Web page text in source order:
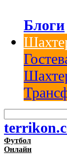
Блоги
Футбол
Онлайн